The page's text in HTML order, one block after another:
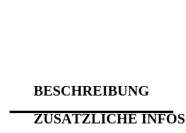
BESCHREIBUNG
ZUSÄTZLICHE INFOS